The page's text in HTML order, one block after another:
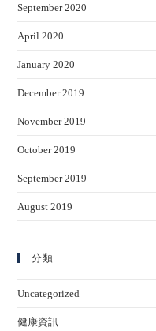
September 2020
April 2020
January 2020
December 2019
November 2019
October 2019
September 2019
August 2019
分類
Uncategorized
健康資訊